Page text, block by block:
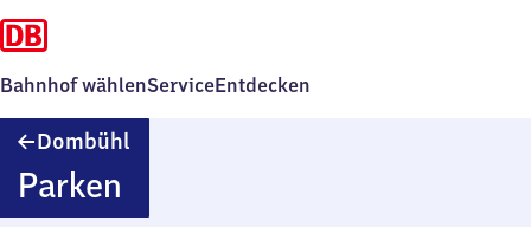
Bahnhof wählenServiceEntdecken
Dombühl
Parken